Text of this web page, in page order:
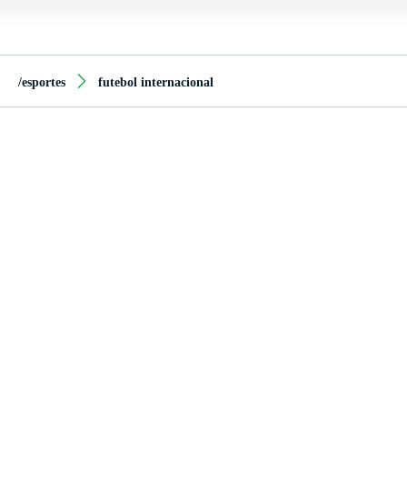
/esportes futebol internacional